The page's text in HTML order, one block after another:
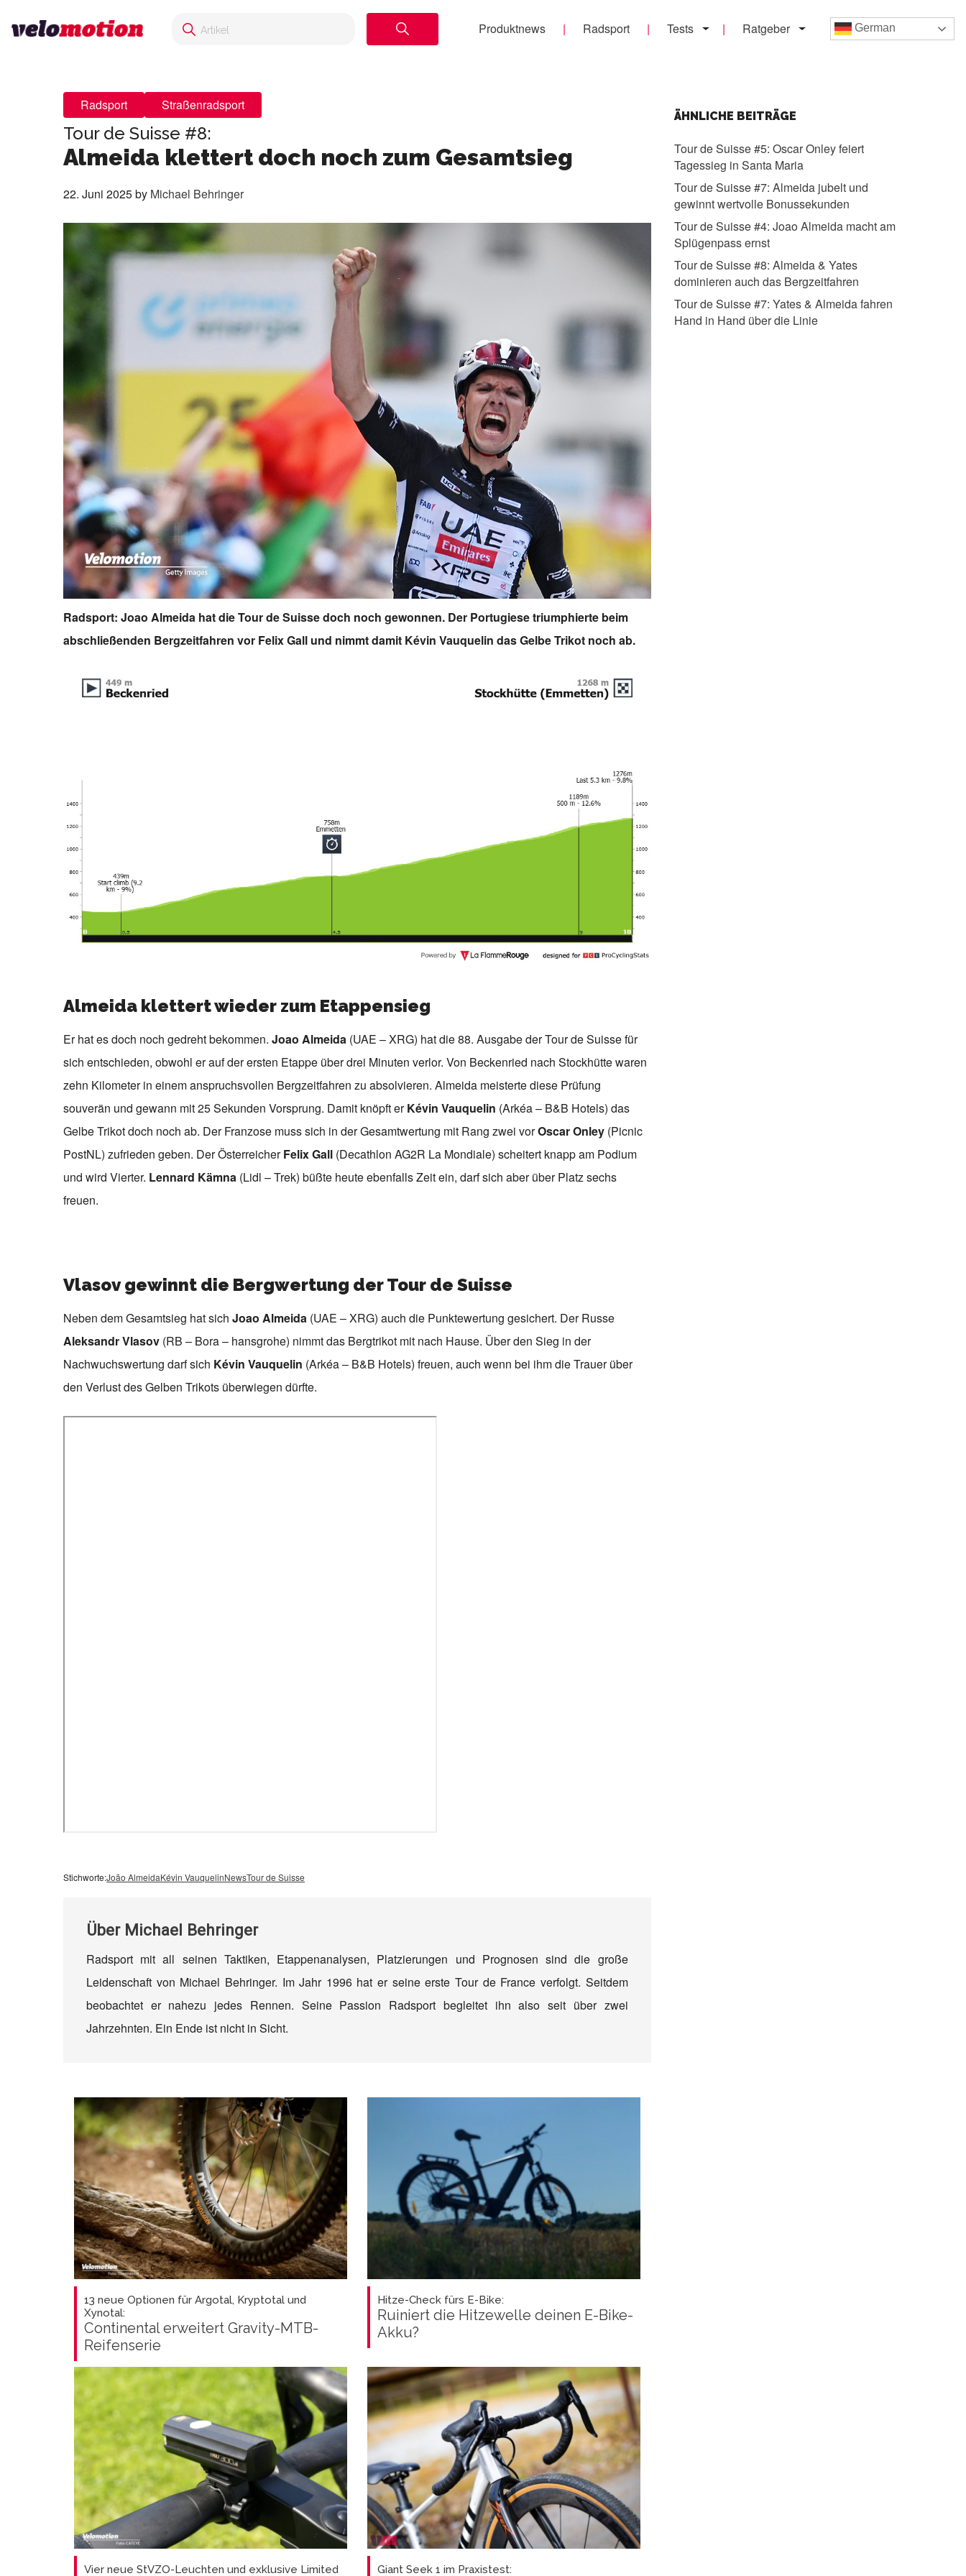
Produktnews Radsport Tests Ratgeber German
Radsport Straßenradsport
Tour de Suisse #8:
Almeida klettert doch noch zum Gesamtsieg
22. Juni 2025by Michael Behringer
Radsport: Joao Almeida hat die Tour de Suisse doch noch gewonnen. Der Portugiese triumphierte beim
abschließenden Bergzeitfahren vor Felix Gall und nimmt damit Kévin Vauquelin das Gelbe Trikot noch ab.
Almeida klettert wieder zum Etappensieg
Er hat es doch noch gedreht bekommen. Joao Almeida (UAE – XRG) hat die 88. Ausgabe der Tour de Suisse für
sich entschieden, obwohl er auf der ersten Etappe über drei Minuten verlor. Von Beckenried nach Stockhütte waren
zehn Kilometer in einem anspruchsvollen Bergzeitfahren zu absolvieren. Almeida meisterte diese Prüfung
souverän und gewann mit 25 Sekunden Vorsprung. Damit knöpft erKévin Vauquelin (Arkéa – B&B Hotels) das
Gelbe Trikot doch noch ab. Der Franzose muss sich in der Gesamtwertung mit Rang zwei vorOscar Onley (Picnic
PostNL) zufrieden geben. Der ÖsterreicherFelix Gall (Decathlon AG2R La Mondiale) scheitert knapp am Podium
und wird Vierter. Lennard Kämna (Lidl – Trek) büßte heute ebenfalls Zeit ein, darf sich aber über Platz sechs
freuen.
Vlasov gewinnt die Bergwertung der Tour de Suisse
Neben dem Gesamtsieg hat sich Joao Almeida (UAE – XRG) auch die Punktewertung gesichert. Der Russe
Aleksandr Vlasov (RB – Bora – hansgrohe) nimmt das Bergtrikot mit nach Hause. Über den Sieg in der
Nachwuchswertung darf sich Kévin Vauquelin (Arkéa – B&B Hotels) freuen, auch wenn bei ihm die Trauer über
den Verlust des Gelben Trikots überwiegen dürfte.
Stichworte:João AlmeidaKévin VauquelinNewsTour de Suisse
Über Michael Behringer
Radsport mit all seinen Taktiken, Etappenanalysen, Platzierungen und Prognosen sind die große
Leidenschaft von Michael Behringer. Im Jahr 1996 hat er seine erste Tour de France verfolgt. Seitdem
beobachtet er nahezu jedes Rennen. Seine Passion Radsport begleitet ihn also seit über zwei
Jahrzehnten. Ein Ende ist nicht in Sicht.
13 neue Optionen für Argotal, Kryptotal und
Xynotal:
Continental erweitert Gravity-MTB-
Reifenserie
Hitze-Check fürs E-Bike:
Ruiniert die Hitzewelle deinen E-Bike-
Akku?
Vier neue StVZO-Leuchten und exklusive Limited
Giant Seek 1 im Praxistest:
ÄHNLICHE BEITRÄGE
Tour de Suisse #5: Oscar Onley feiert
Tagessieg in Santa Maria
Tour de Suisse #7: Almeida jubelt und
gewinnt wertvolle Bonussekunden
Tour de Suisse #4: Joao Almeida macht am
Splügenpass ernst
Tour de Suisse #8: Almeida & Yates
dominieren auch das Bergzeitfahren
Tour de Suisse #7: Yates & Almeida fahren
Hand in Hand über die Linie